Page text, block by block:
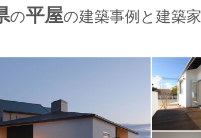
の平屋の建築事例と建築家